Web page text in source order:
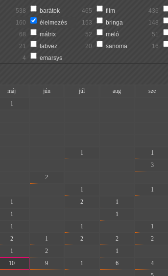
538 barátok 465 film 436
160 élelmezés 153 bringa 148
68 mátrix 52 meló 51
21 labvez 20 sanoma 16
4
emarsys
máj jún júl aug sze
1
1 1
3
2
1 1
1 2 1
1 1
1 1 1
2 1 2 2 2
1 2 1
10 9 1 6 4